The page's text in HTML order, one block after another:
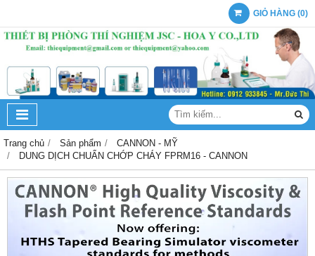
GIỎ HÀNG (0)
Trang chủ Sản phẩm
CANNON - MỸ
DUNG DỊCH CHUẨN CHỚP CHÁY FPRM16 - CANNON